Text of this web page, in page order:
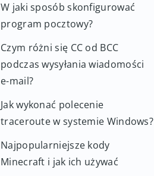
W jaki sposób skonfigurować
program pocztowy?
Czym różni się CC od BCC
podczas wysyłania wiadomości
e-mail?
Jak wykonać polecenie
traceroute w systemie Windows?
Najpopularniejsze kody
Minecraft i jak ich używać